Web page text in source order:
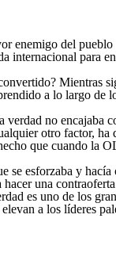
enemigo del
para
Mientras
a lo largo de
no encajaba
otro factor,
que cuando la
esforzaba y
una
es uno de los
a los líderes